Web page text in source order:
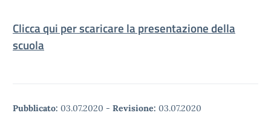
Clicca qui per scaricare la presentazione della
scuola
Pubblicato: 03.07.2020 - Revisione: 03.07.2020